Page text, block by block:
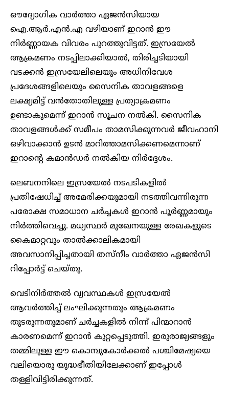
ഔദ്യോഗിക വാർത്താ ഏജൻസിയായ
ഐ.ആർ.എൻ.എ വഴിയാണ് ഇറാൻ ഈ
നിർണ്ണായക വിവരം പുറത്തുവിട്ടത്. ഇസ്രയേൽ
ആക്രമണം നടപ്പിലാക്കിയാൽ, തിരിച്ചടിയായി
വടക്കൻ ഇസ്രയേലിലെയും അധിനിവേശ
പ്രദേശങ്ങളിലെയും സൈനിക താവളങ്ങളെ
ലക്ഷ്യമിട്ട് വൻതോതിലുള്ള പ്രത്യാക്രമണം
ഉണ്ടാകുമെന്ന് ഇറാൻ സൂചന നൽകി. സൈനിക
താവളങ്ങൾക്ക് സമീപം താമസിക്കുന്നവർ ജീവഹാനി
ഒഴിവാക്കാൻ ഉടൻ മാറിത്താമസിക്കണമെന്നാണ്
ഇറാന്റെ കമാൻഡർ നൽകിയ നിർദ്ദേശം.
ലെബനനിലെ ഇസ്രയേൽ നടപടികളിൽ
പ്രതിഷേധിച്ച് അമേരിക്കയുമായി നടത്തിവന്നിരുന്ന
പരോക്ഷ സമാധാന ചർച്ചകൾ ഇറാൻ പൂർണ്ണമായും
നിർത്തിവെച്ചു. മധ്യസ്ഥർ മുഖേനയുള്ള രേഖകളുടെ
കൈമാറ്റവും താൽക്കാലികമായി
അവസാനിപ്പിച്ചതായി തസ്നീം വാർത്താ ഏജൻസി
റിപ്പോർട്ട് ചെയ്തു.
വെടിനിർത്തൽ വ്യവസ്ഥകൾ ഇസ്രയേൽ
ആവർത്തിച്ച് ലംഘിക്കുന്നതും ആക്രമണം
തുടരുന്നതുമാണ് ചർച്ചകളിൽ നിന്ന് പിന്മാറാൻ
കാരണമെന്ന് ഇറാൻ കുറ്റപ്പെടുത്തി. ഇരുരാജ്യങ്ങളും
തമ്മിലുള്ള ഈ കൊമ്പുകോർക്കൽ പശ്ചിമേഷ്യയെ
വലിയൊരു യുദ്ധഭീതിയിലേക്കാണ് ഇപ്പോൾ
തള്ളിവിട്ടിരിക്കുന്നത്.